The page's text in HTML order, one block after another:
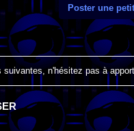
Poster une
n'hésitez pas à